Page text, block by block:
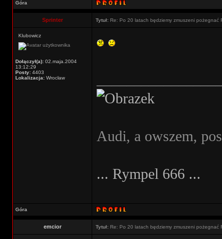
Góra
Sprinter Tytuł: Re: Po 20 latach będziemy zmuszeni pożegnać
Klubowicz
Dołączył(a): 02.maja.2004
13:12:29
Posty: 4403
Lokalizacja: Wrocław
Audi, a owszem,
... Rympel 666 ...
Góra
emcior Tytuł: Re: Po 20 latach będziemy zmuszeni pożegnać